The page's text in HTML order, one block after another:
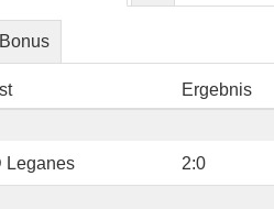
Bonus
Ergebnis
Leganes 2:0